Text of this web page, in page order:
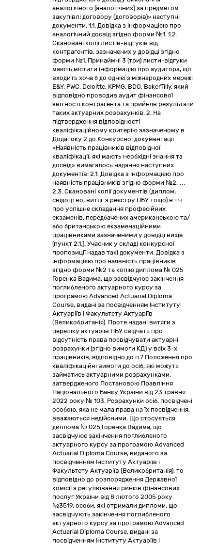
аналогічного (аналогічних) за предметом
закупівлі договору (договорів)» наступні
документи: 1.1. Довідка з інформацією про
аналогічний досвід згідно форми №1. 1.2.
Скановані копії листів-відгуків від
контрагентів, зазначених у довідці згідно
форми №1. Принаймні 3 (три) листи-відгуки
мають містити інформацію про аудитора, що
входить хоча б до однієї з міжнародних мереж:
E&Y, PWC, Deloitte, KPMG, BDO, BakerTilly, який
відповідно проводив аудит фінансової
звітності контрагента та прийняв результати
таких актуарних розрахунків. 2. На
підтвердження відповідності
кваліфікаційному критерію зазначеному в
Додатоку 2 до Конкурсної документації
«Наявність працівників відповідної
кваліфікації, які мають необхідні знання та
досвід» вимагалось надання наступних
документів: 2.1. Довідка з інформацією про
наявність працівників згідно форми №2. …
2.3. Скановані копії документів (диплом,
свідоцтво, витяг з реєстру НБУ тощо) в т.ч.
про успішне складання професійних
екзаменів, передбачених американською та/
або британською екзаменаційними
працівниками зазначеними у довідці вище
(пункт 2.1.). Учасник у складі конкурсної
пропозиції надав такі документи: Довідка з
інформацією про наявність працівників
згідно форми №2 та копію диплома № 025
Горенка Вадима, що засвідчуює закінчення
поглибленого актуарного курсу за
програмою Advanced Actuarial Diploma
Course, видані за посвідченням Інституту
Актуаріїв і Факультету Актуаріїв
(Великобританія). Проте надані витяги з
переліку актуаріїв НБУ свідчать про
відсутність права посвідчувати актуарні
розрахунки (згідно вимоги КД) у всіх 3-х
працівників, відповідно до п.7 Положення про
кваліфікаційні вимоги до осіб, які можуть
займатись актуарними розрахунками,
затвердженого Постановою Правління
Національного Банку України від 23 травня
2022 року № 103. Розрахунки осіб, посвідчені
особою, яка не мала права на їх посвідчення,
вважаються недійсними. Що стосується
диплома № 025 Горенка Вадима, що
засвідчуює закінчення поглибленого
актуарного курсу за програмою Advanced
Actuarial Diploma Course, виданого за
посвідченням Інституту Актуаріїв і
Факультету Актуаріїв (Великобританія), то
відповідно до розпорядження Державної
комісії з регулювання ринків фінансових
послуг України від 8 лютого 2005 року
№3519, особи, які отримали дипломи, що
засвідчують закінчення поглибленого
актуарного курсу за програмою Advanced
Actuarial Diploma Course, видані за
посвідченням Інституту Актуаріїв і